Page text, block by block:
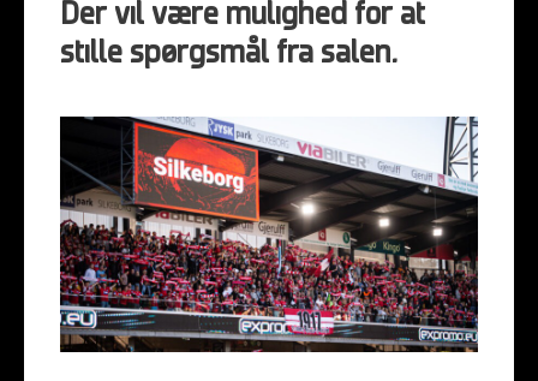
Der vil være mulighed for at
stille spørgsmål fra salen.